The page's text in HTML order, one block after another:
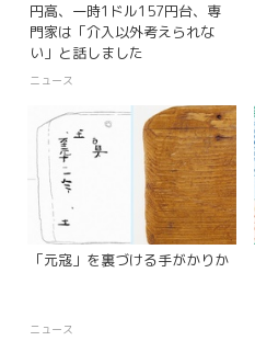
円高、一時1ドル157円台、専
門家は「介入以外考えられな
い」と話しました
ニュース
「元寇」を裏づける手がかりか
ニュース